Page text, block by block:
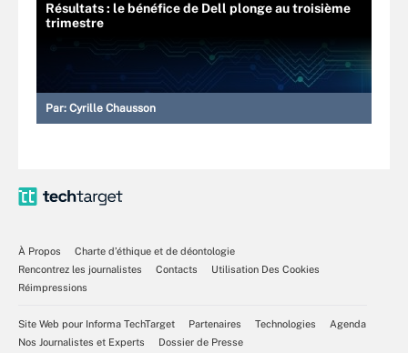
Résultats : le bénéfice de Dell plonge au troisième
trimestre
Par: Cyrille Chausson
À Propos
Charte d’éthique et de déontologie
Rencontrez les journalistes
Contacts
Utilisation Des Cookies
Réimpressions
Site Web pour Informa TechTarget Partenaires Technologies
Agenda
Nos Journalistes et Experts
Dossier de Presse